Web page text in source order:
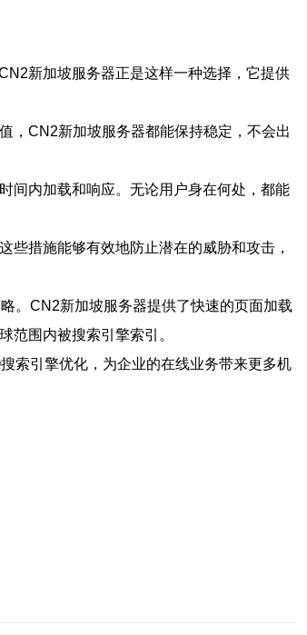
新加坡服务器正是这样一种选择，它提供
，CN2新加坡服务器都能保持稳定，不会出
间内加载和响应。无论用户身在何处，都能
措施能够有效地防止潜在的威胁和攻击，
。CN2新加坡服务器提供了快速的页面加载
范围内被搜索引擎索引。
索引擎优化，为企业的在线业务带来更多机